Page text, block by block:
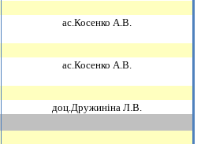
ас.Косенко А.В.
ас.Косенко А.В.
доц.Дружинiна Л.В.